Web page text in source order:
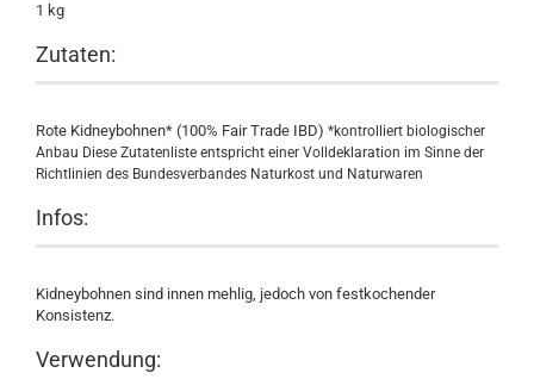
1 kg
Zutaten:
Rote Kidneybohnen* (100% Fair Trade IBD) *kontrolliert biologischer
Anbau Diese Zutatenliste entspricht einer Volldeklaration im Sinne der
Richtlinien des Bundesverbandes Naturkost und Naturwaren
Infos:
Kidneybohnen sind innen mehlig, jedoch von festkochender
Konsistenz.
Verwendung: